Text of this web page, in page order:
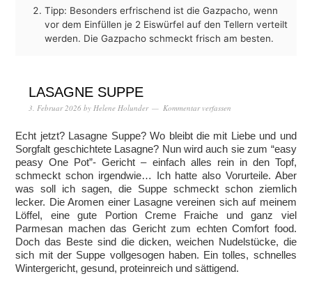
Tipp: Besonders erfrischend ist die Gazpacho, wenn
vor dem Einfüllen je 2 Eiswürfel auf den Tellern verteilt
werden. Die Gazpacho schmeckt frisch am besten.
LASAGNE SUPPE
3. Februar 2026 by Helene Holunder Kommentar verfassen
Echt jetzt? Lasagne Suppe? Wo bleibt die mit Liebe und und
Sorgfalt geschichtete Lasagne? Nun wird auch sie zum “easy
peasy One Pot”- Gericht – einfach alles rein in den Topf,
schmeckt schon irgendwie… Ich hatte also Vorurteile. Aber
was soll ich sagen, die Suppe schmeckt schon ziemlich
lecker. Die Aromen einer Lasagne vereinen sich auf meinem
Löffel, eine gute Portion Creme Fraiche und ganz viel
Parmesan machen das Gericht zum echten Comfort food.
Doch das Beste sind die dicken, weichen Nudelstücke, die
sich mit der Suppe vollgesogen haben. Ein tolles, schnelles
Wintergericht, gesund, proteinreich und sättigend.